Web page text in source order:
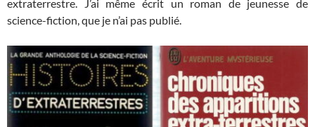
extraterrestre. J’ai même écrit un roman de jeunesse de
science-fiction, que je n’ai pas publié.